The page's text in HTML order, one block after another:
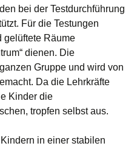
bei der Testdurchführung
Für die Testungen
gelüftete Räume
dienen. Die
Gruppe und wird von
Da die Lehrkräfte
Kinder die
tropfen selbst aus.
in einer stabilen